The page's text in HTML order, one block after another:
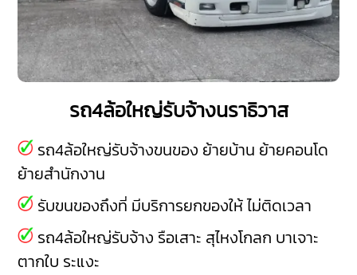
รถ4ล้อใหญ่รับจ้างนราธิวาส
รถ4ล้อใหญ่รับจ้างขนของ ย้ายบ้าน ย้ายคอนโด
ย้ายสำนักงาน
รับขนของถึงที่ มีบริการยกของให้ ไม่ติดเวลา
รถ4ล้อใหญ่รับจ้างรือเสาะ สุไหงโกลก บาเจาะ
ตากใบ ระแงะ